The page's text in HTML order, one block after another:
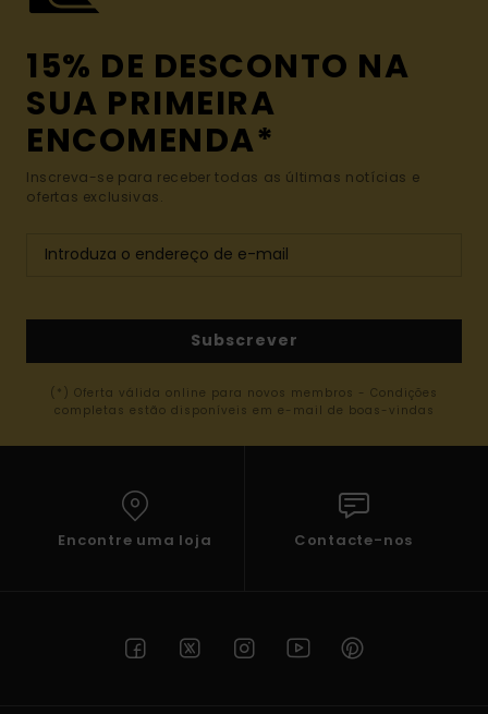
15% DE DESCONTO NA
SUA PRIMEIRA
ENCOMENDA*
Inscreva-se para receber todas as últimas notícias e
ofertas exclusivas.
Subscrever
(*) Oferta válida online para novos membros - Condições
completas estão disponíveis em e-mail de boas-vindas
Encontre uma loja Contacte-nos